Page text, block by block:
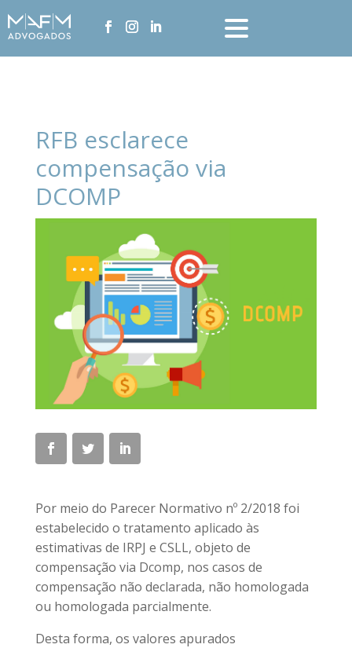
RFB esclarece
compensação via
DCOMP
Por meio do Parecer Normativo nº 2/2018 foi
estabelecido o tratamento aplicado às
estimativas de IRPJ e CSLL, objeto de
compensação via Dcomp, nos casos de
compensação não declarada, não homologada
ou homologada parcialmente.
Desta forma, os valores apurados